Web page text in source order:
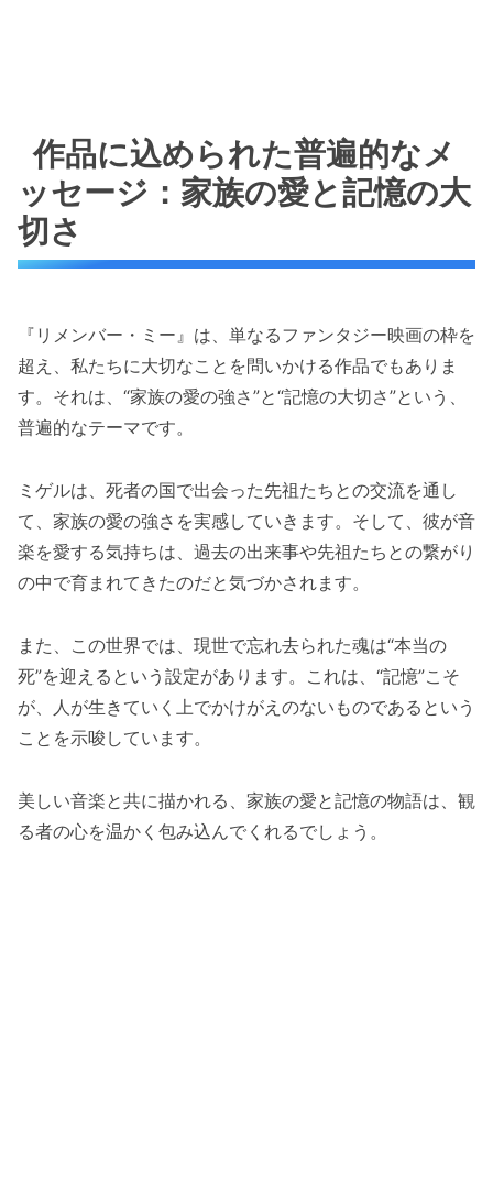
作品に込められた普遍的なメ
ッセージ：家族の愛と記憶の大
切さ
『リメンバー・ミー』は、単なるファンタジー映画の枠を
超え、私たちに大切なことを問いかける作品でもありま
す。それは、“家族の愛の強さ”と“記憶の大切さ”という、
普遍的なテーマです。
ミゲルは、死者の国で出会った先祖たちとの交流を通し
て、家族の愛の強さを実感していきます。そして、彼が音
楽を愛する気持ちは、過去の出来事や先祖たちとの繋がり
の中で育まれてきたのだと気づかされます。
また、この世界では、現世で忘れ去られた魂は“本当の
死”を迎えるという設定があります。これは、“記憶”こそ
が、人が生きていく上でかけがえのないものであるという
ことを示唆しています。
美しい音楽と共に描かれる、家族の愛と記憶の物語は、観
る者の心を温かく包み込んでくれるでしょう。